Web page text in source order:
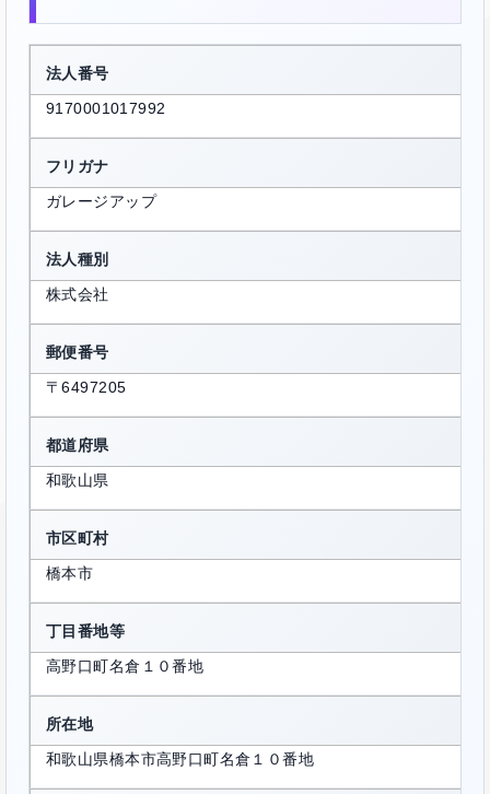
法人番号
9170001017992
フリガナ
ガレージアップ
法人種別
株式会社
郵便番号
〒6497205
都道府県
和歌山県
市区町村
橋本市
丁目番地等
高野口町名倉１０番地
所在地
和歌山県橋本市高野口町名倉１０番地